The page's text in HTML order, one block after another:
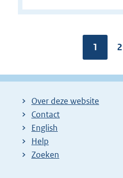
Pagina:
1
P
g
2
Over deze website
Contact
English
Help
Zoeken